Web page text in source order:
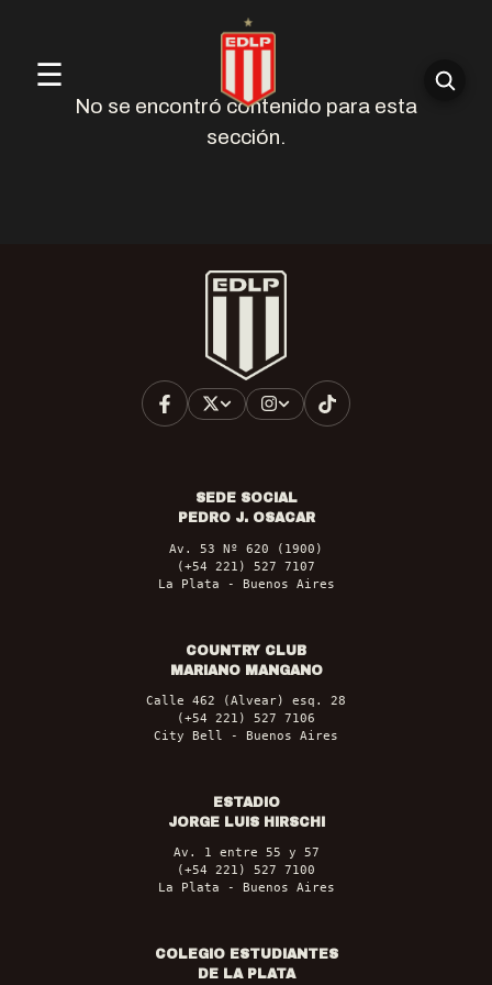
☰
No se encontró contenido para esta
sección.
SEDE SOCIAL
PEDRO J. OSACAR
Av. 53 Nº 620 (1900)
(+54 221) 527 7107
La Plata - Buenos Aires
COUNTRY CLUB
MARIANO MANGANO
Calle 462 (Alvear) esq. 28
(+54 221) 527 7106
City Bell - Buenos Aires
ESTADIO
JORGE LUIS HIRSCHI
Av. 1 entre 55 y 57
(+54 221) 527 7100
La Plata - Buenos Aires
COLEGIO ESTUDIANTES
DE LA PLATA